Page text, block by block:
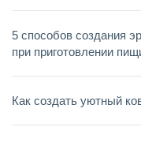
5 способов создания
при приготовлении
Как создать уютный